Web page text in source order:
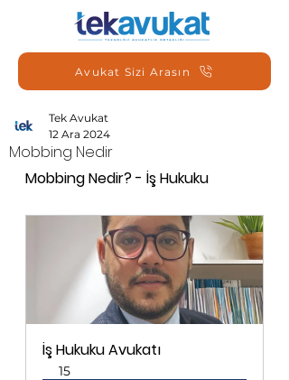
Avukat Sizi Arasın
Mobbing Nedir
Tek Avukat
12 Ara 2024
Mobbing Nedir? - İş Hukuku
İş Hukuku Avukatı
15